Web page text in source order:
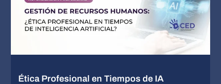
Ética Profesional en Tiempos de IA